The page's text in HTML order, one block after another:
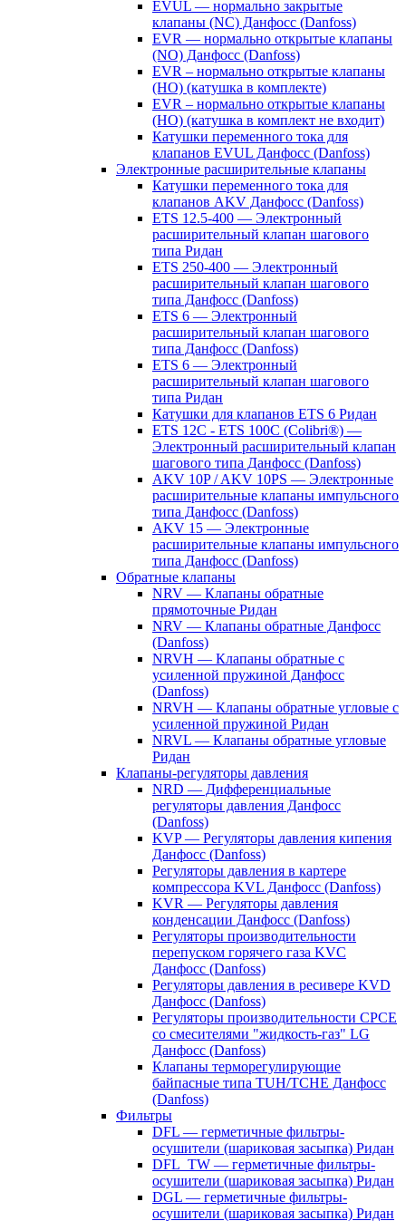
EVUL — нормально закрытые
клапаны (NC) Данфосс (Danfoss)
EVR — нормально открытые клапаны
(NO) Данфосс (Danfoss)
EVR – нормально открытые клапаны
(НО) (катушка в комплекте)
EVR – нормально открытые клапаны
(НО) (катушка в комплект не входит)
Катушки переменного тока для
клапанов EVUL Данфосс (Danfoss)
Электронные расширительные клапаны
Катушки переменного тока для
клапанов AKV Данфосс (Danfoss)
ETS 12.5-400 — Электронный
расширительный клапан шагового
типа Ридан
ETS 250-400 — Электронный
расширительный клапан шагового
типа Данфосс (Danfoss)
ETS 6 — Электронный
расширительный клапан шагового
типа Данфосс (Danfoss)
ETS 6 — Электронный
расширительный клапан шагового
типа Ридан
Катушки для клапанов ETS 6 Ридан
ETS 12C - ETS 100C (Colibri®) —
Электронный расширительный клапан
шагового типа Данфосс (Danfoss)
AKV 10P / AKV 10PS — Электронные
расширительные клапаны импульсного
типа Данфосс (Danfoss)
AKV 15 — Электронные
расширительные клапаны импульсного
типа Данфосс (Danfoss)
Обратные клапаны
NRV — Клапаны обратные
прямоточные Ридан
NRV — Клапаны обратные Данфосс
(Danfoss)
NRVH — Клапаны обратные с
усиленной пружиной Данфосс
(Danfoss)
NRVH — Клапаны обратные угловые с
усиленной пружиной Ридан
NRVL — Клапаны обратные угловые
Ридан
Клапаны-регуляторы давления
NRD — Дифференциальные
регуляторы давления Данфосс
(Danfoss)
KVP — Регуляторы давления кипения
Данфосс (Danfoss)
Регуляторы давления в картере
компрессора KVL Данфосс (Danfoss)
KVR — Регуляторы давления
конденсации Данфосс (Danfoss)
Регуляторы производительности
перепуском горячего газа KVC
Данфосс (Danfoss)
Регуляторы давления в ресивере KVD
Данфосс (Danfoss)
Регуляторы производительности CPCE
со смесителями "жидкость-газ" LG
Данфосс (Danfoss)
Клапаны терморегулирующие
байпасные типа TUH/TCHE Данфосс
(Danfoss)
Фильтры
DFL — герметичные фильтры-
осушители (шариковая засыпка) Ридан
DFL_TW — герметичные фильтры-
осушители (шариковая засыпка) Ридан
DGL — герметичные фильтры-
осушители (шариковая засыпка) Ридан